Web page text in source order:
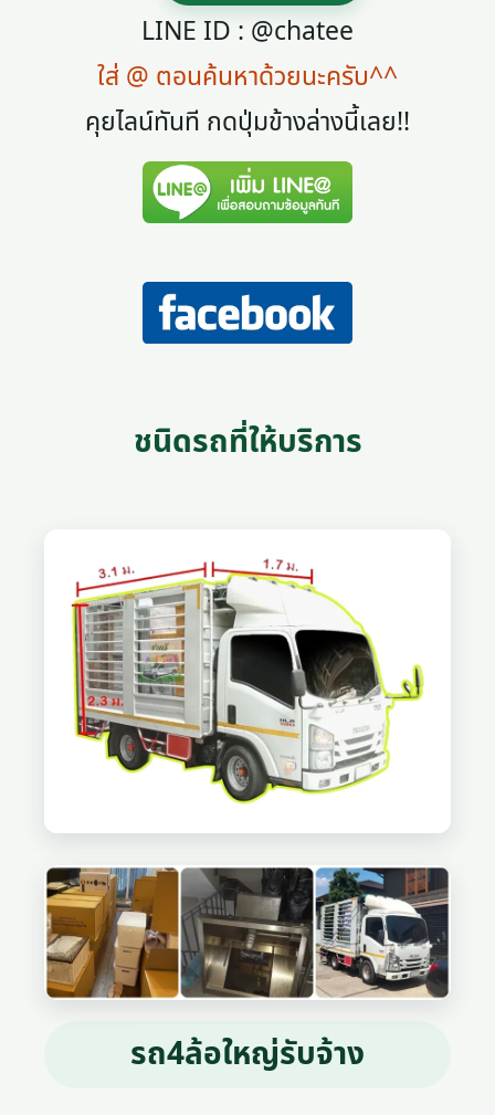
LINE ID : @chatee
ใส่ @ ตอนค้นหาด้วยนะครับ^^
คุยไลน์ทันที กดปุ่มข้างล่างนี้เลย!!
ชนิดรถที่ให้บริการ
รถ4ล้อใหญ่รับจ้าง